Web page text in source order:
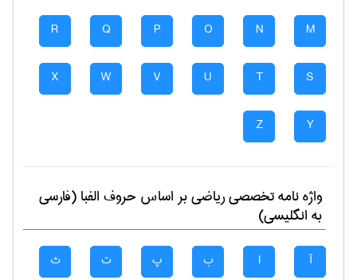
M
N
O
P
Q
R
S
T
U
V
W
X
Y
Z
واژه نامه تخصصیرياضیبر اساس حروف الفبا (فارسی
به انگلیسی)
آ ا ب پ ت ث